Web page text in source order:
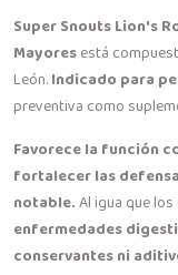
Super Snouts Lion's
Mayoresestá
León.Indicado para
preventiva como
Favorece la función
fortalecer las
notable.Al igua que
enfermedades
conservantes ni